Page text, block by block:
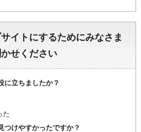
イトにするためにみなさま
せください
に立ちましたか？
た
つけやすかったですか？